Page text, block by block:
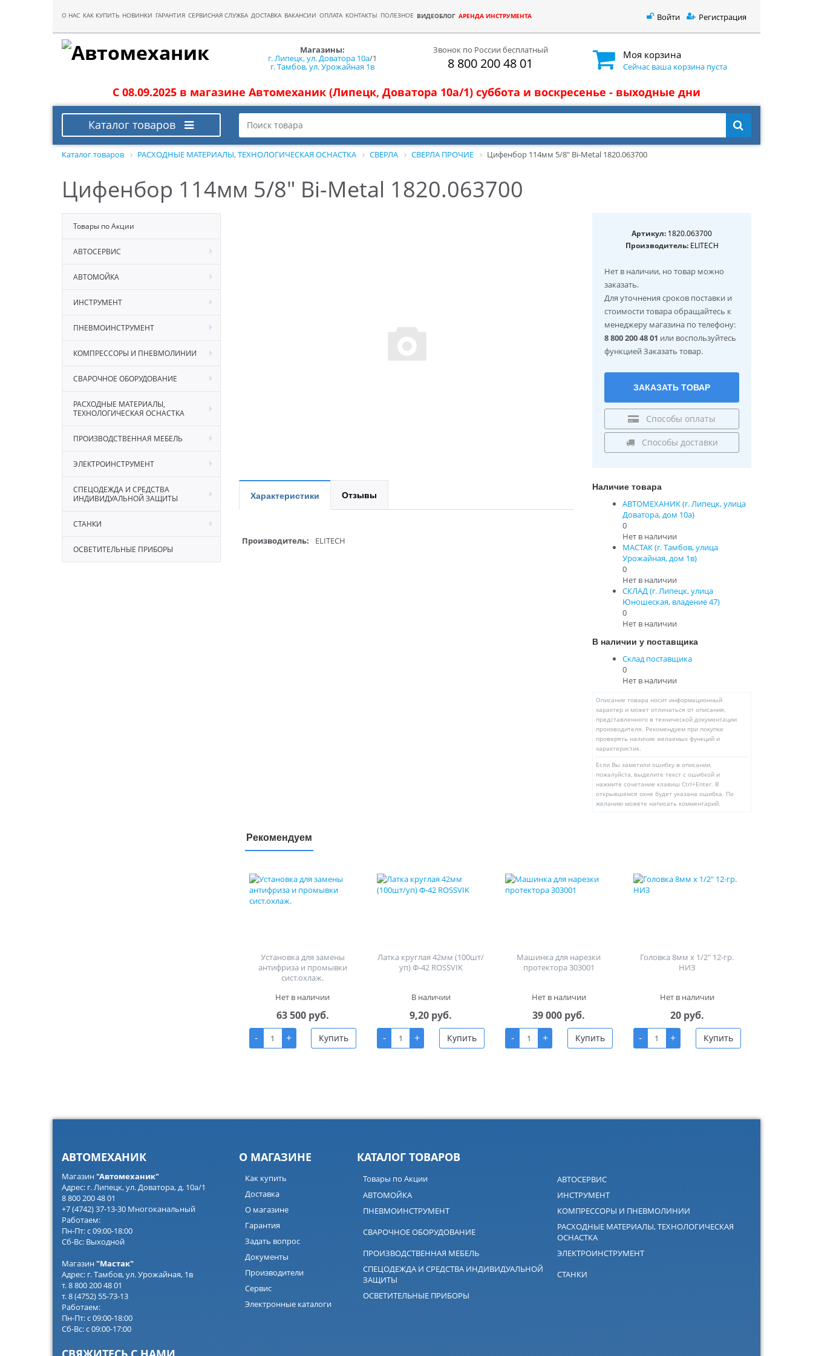
О НАС КАК КУПИТЬ НОВИНКИ ГАРАНТИЯ СЕРВИСНАЯ СЛУЖБА ДОСТАВКА ВАКАНСИИ ОПЛАТА КОНТАКТЫ ПОЛЕЗНОЕ ВИДЕОБЛОГ АРЕНДА ИНСТРУМЕНТА Войти Регистрация
Магазины:
г. Липецк, ул. Доватора 10а/1
г. Тамбов, ул. Урожайная 1в
Звонок по России бесплатный
8 800 200 48 01
Моя корзина
Сейчас ваша корзина пуста
С 08.09.2025 в магазине Автомеханик (Липецк, Доватора 10а/1) суббота и воскресенье - выходные дни
Каталог товаров
Каталог товаров РАСХОДНЫЕ МАТЕРИАЛЫ, ТЕХНОЛОГИЧЕСКАЯ ОСНАСТКА СВЕРЛА СВЕРЛА ПРОЧИЕ Цифенбор 114мм 5/8" Bi-Metal 1820.063700
Цифенбор 114мм 5/8" Bi-Metal 1820.063700
Товары по Акции
АВТОСЕРВИС
АВТОМОЙКА
ИНСТРУМЕНТ
ПНЕВМОИНСТРУМЕНТ
КОМПРЕССОРЫ И ПНЕВМОЛИНИИ
СВАРОЧНОЕ ОБОРУДОВАНИЕ
РАСХОДНЫЕ МАТЕРИАЛЫ,
ТЕХНОЛОГИЧЕСКАЯ ОСНАСТКА
ПРОИЗВОДСТВЕННАЯ МЕБЕЛЬ
ЭЛЕКТРОИНСТРУМЕНТ
СПЕЦОДЕЖДА И СРЕДСТВА
ИНДИВИДУАЛЬНОЙ ЗАЩИТЫ
СТАНКИ
ОСВЕТИТЕЛЬНЫЕ ПРИБОРЫ
Артикул: 1820.063700
Производитель:ELITECH
Нет в наличии, но товар можно
заказать.
Для уточнения сроков поставки и
стоимости товара обращайтесь к
менеджеру магазина по телефону:
8 800 200 48 01 или воспользуйтесь
функцией Заказать товар.
ЗАКАЗАТЬ ТОВАР
Способы оплаты
Способы доставки
Характеристики Отзывы
Производитель: ELITECH
Наличие товара
АВТОМЕХАНИК (г. Липецк, улица
Доватора, дом 10а)
0
Нет в наличии
МАСТАК (г. Тамбов, улица
Урожайная, дом 1в)
0
Нет в наличии
СКЛАД (г. Липецк, улица
Юношеская, владение 47)
0
Нет в наличии
В наличии у поставщика
Склад поставщика
0
Нет в наличии
Описание товара носит информационный
характер и может отличаться от описания,
представленного в технической документации
производителя. Рекомендуем при покупке
проверять наличие желаемых функций и
характеристик.
Если Вы заметили ошибку в описании,
пожалуйста, выделите текст с ошибкой и
нажмите сочетание клавиш Ctrl+Enter. В
открывшемся окне будет указана ошибка. По
желанию можете написать комментарий.
Рекомендуем
Установка для замены
антифриза и промывки
сист.охлаж.
Нет в наличии
63 500 руб.
-
+ Купить
Латка круглая 42мм (100шт/
уп) Ф-42 ROSSVIK
В наличии
9,20 руб.
-
+ Купить
Машинка для нарезки
протектора 303001
Нет в наличии
39 000 руб.
-
+ Купить
Головка 8мм х 1/2" 12-гр.
НИЗ
Нет в наличии
20 руб.
-
+ Купить
АВТОМЕХАНИК
Магазин"Автомеханик"
Адрес: г. Липецк, ул. Доватора, д. 10а/1
8 800 200 48 01
+7 (4742) 37-13-30 Многоканальный
Работаем:
Пн-Пт: с 09:00-18:00
Сб-Вс: Выходной
Магазин "Мастак"
Адрес: г. Тамбов, ул. Урожайная, 1в
т. 8 800 200 48 01
т. 8 (4752) 55-73-13
Работаем:
Пн-Пт: с 09:00-18:00
Сб-Вс: с 09:00-17:00
О МАГАЗИНЕ
Как купить
Доставка
О магазине
Гарантия
Задать вопрос
Документы
Производители
Сервис
Электронные каталоги
КАТАЛОГ ТОВАРОВ
Товары по Акции
АВТОСЕРВИС
АВТОМОЙКА
ИНСТРУМЕНТ
ПНЕВМОИНСТРУМЕНТ
КОМПРЕССОРЫ И ПНЕВМОЛИНИИ
СВАРОЧНОЕ ОБОРУДОВАНИЕ
РАСХОДНЫЕ МАТЕРИАЛЫ, ТЕХНОЛОГИЧЕСКАЯ
ОСНАСТКА
ПРОИЗВОДСТВЕННАЯ МЕБЕЛЬ
ЭЛЕКТРОИНСТРУМЕНТ
СПЕЦОДЕЖДА И СРЕДСТВА ИНДИВИДУАЛЬНОЙ
ЗАЩИТЫ
СТАНКИ
ОСВЕТИТЕЛЬНЫЕ ПРИБОРЫ